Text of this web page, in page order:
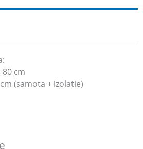
cm
(samota + izolatie)